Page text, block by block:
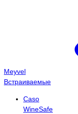
Meyvel
Встраиваемые
Caso
WineSafe